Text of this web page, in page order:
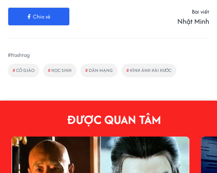
Chia sẻ
Bài viết
Nhật Minh
#Hashtag
#CÔ GIÁO # HỌC SINH # DÂN MẠNG # HÌNH ẢNH HÀI HƯỚC
ĐƯỢC QUAN TÂM